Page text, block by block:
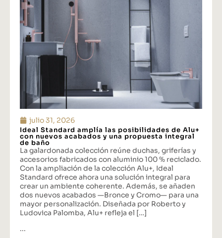
julio 31, 2026
Ideal Standard amplía las posibilidades de Alu+
con nuevos acabados y una propuesta integral
de baño
La galardonada colección reúne duchas, griferías y
accesorios fabricados con aluminio 100 % reciclado.
Con la ampliación de la colección Alu+, Ideal
Standard ofrece ahora una solución integral para
crear un ambiente coherente. Además, se añaden
dos nuevos acabados —Bronce y Cromo— para una
mayor personalización. Diseñada por Roberto y
Ludovica Palomba, Alu+ refleja el […]
...